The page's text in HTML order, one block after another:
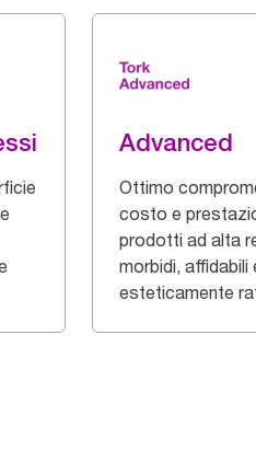
Advanced
Ottimo
costo e
prodotti ad alta
morbidi, affidabili
esteticamente